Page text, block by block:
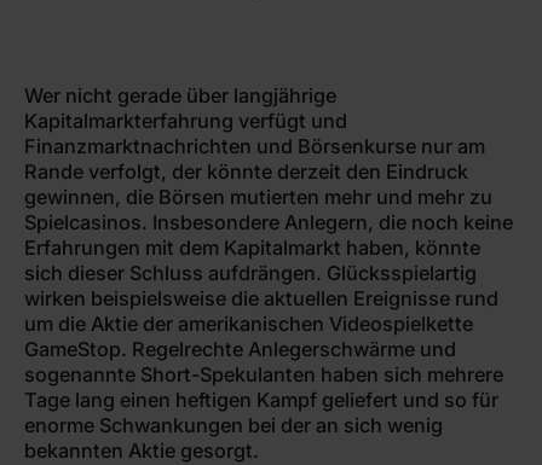
Wer nicht gerade über langjährige
Kapitalmarkterfahrung verfügt und
Finanzmarktnachrichten und Börsenkurse nur am
Rande verfolgt, der könnte derzeit den Eindruck
gewinnen, die Börsen mutierten mehr und mehr zu
Spielcasinos. Insbesondere Anlegern, die noch keine
Erfahrungen mit dem Kapitalmarkt haben, könnte
sich dieser Schluss aufdrängen. Glücksspielartig
wirken beispielsweise die aktuellen Ereignisse rund
um die Aktie der amerikanischen Videospielkette
GameStop. Regelrechte Anlegerschwärme und
sogenannte Short-Spekulanten haben sich mehrere
Tage lang einen heftigen Kampf geliefert und so für
enorme Schwankungen bei der an sich wenig
bekannten Aktie gesorgt.